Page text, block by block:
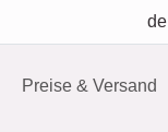
de
Preise & Versand